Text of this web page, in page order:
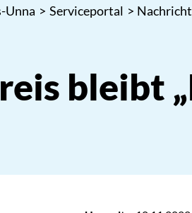
Unna > Serviceportal >
bleibt